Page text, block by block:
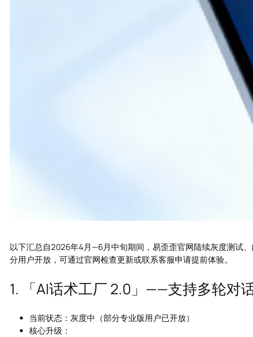
以下汇总自2026年4月—6月中旬期间，易歪歪官网陆续灰度测试
分用户开放，可通过官网检查更新或联系客服申请提前体验。
1. 「AI话术工厂 2.0」——支持多轮对
当前状态：灰度中（部分专业版用户已开放）
核心升级：